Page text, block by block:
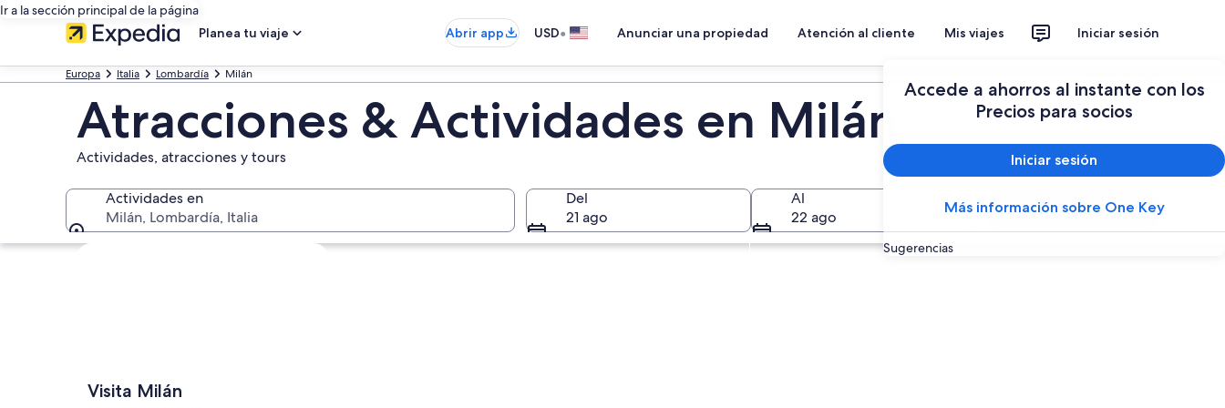
Ir a la sección principal de la página
Planea tu viaje
Abrir app USD• Anunciar una propiedad Atención al cliente Mis viajes Iniciar sesión
Accede a ahorros al instante con los
Precios para socios
Iniciar sesión
Más información sobre One Key
Sugerencias
Europa Italia Lombardía Milán
Atracciones & Actividades en Milán
Actividades, atracciones y tours
Actividades en
Milán, Lombardía, Italia
Del
21 ago
Al
22 ago
Buscar
Explorar mapa
Visita Milán